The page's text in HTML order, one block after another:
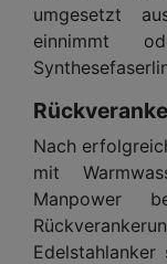
umgesetzt
einnimmt
Nach
mit
Manpower